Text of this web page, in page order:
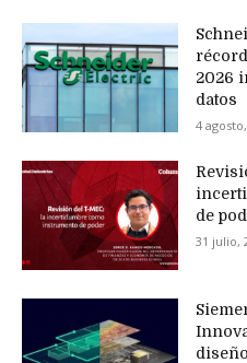
2026
datos
4
de
31 julio,